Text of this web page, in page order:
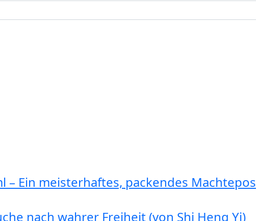
– Ein meisterhaftes, packendes Machtepos
nach wahrer Freiheit (von Shi Heng Yi)